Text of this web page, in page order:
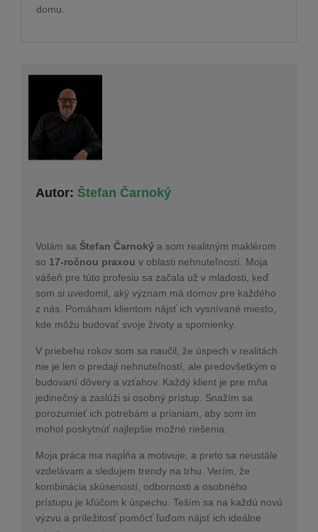
domu.
Autor: Štefan Čarnoký
Volám sa Štefan Čarnoký a som realitným maklérom
so 17-ročnou praxou v oblasti nehnuteľností. Moja
vášeň pre túto profesiu sa začala už v mladosti, keď
som si uvedomil, aký význam má domov pre každého
z nás. Pomáham klientom nájsť ich vysnívané miesto,
kde môžu budovať svoje životy a spomienky.
V priebehu rokov som sa naučil, že úspech v realitách
nie je len o predaji nehnuteľností, ale predovšetkým o
budovaní dôvery a vzťahov. Každý klient je pre mňa
jedinečný a zaslúži si osobný prístup. Snažím sa
porozumieť ich potrebám a prianiam, aby som im
mohol poskytnúť najlepšie možné riešenia.
Moja práca ma napĺňa a motivuje, a preto sa neustále
vzdelávam a sledujem trendy na trhu. Verím, že
kombinácia skúseností, odbornosti a osobného
prístupu je kľúčom k úspechu. Teším sa na každú novú
výzvu a príležitosť pomôcť ľuďom nájsť ich ideálne